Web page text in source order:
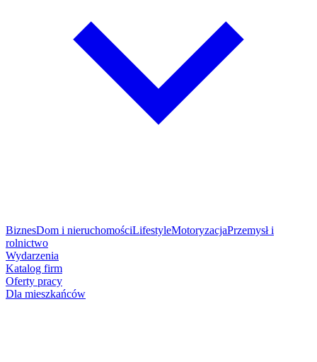
BiznesDom i nieruchomościLifestyleMotoryzacjaPrzemysł i
rolnictwo
Wydarzenia
Katalog firm
Oferty pracy
Dla mieszkańców